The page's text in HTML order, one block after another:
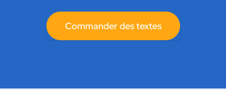
Commander des textes